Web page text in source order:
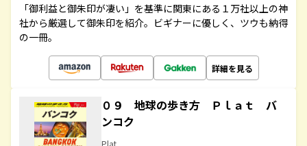
「御利益と御朱印が凄い」を基準に関東にある１万社以上の神
社から厳選して御朱印を紹介。ビギナーに優しく、ツウも納得
の一冊。
詳細を見る
０９ 地球の歩き方 Ｐｌａｔ バ
ンコク
Plat